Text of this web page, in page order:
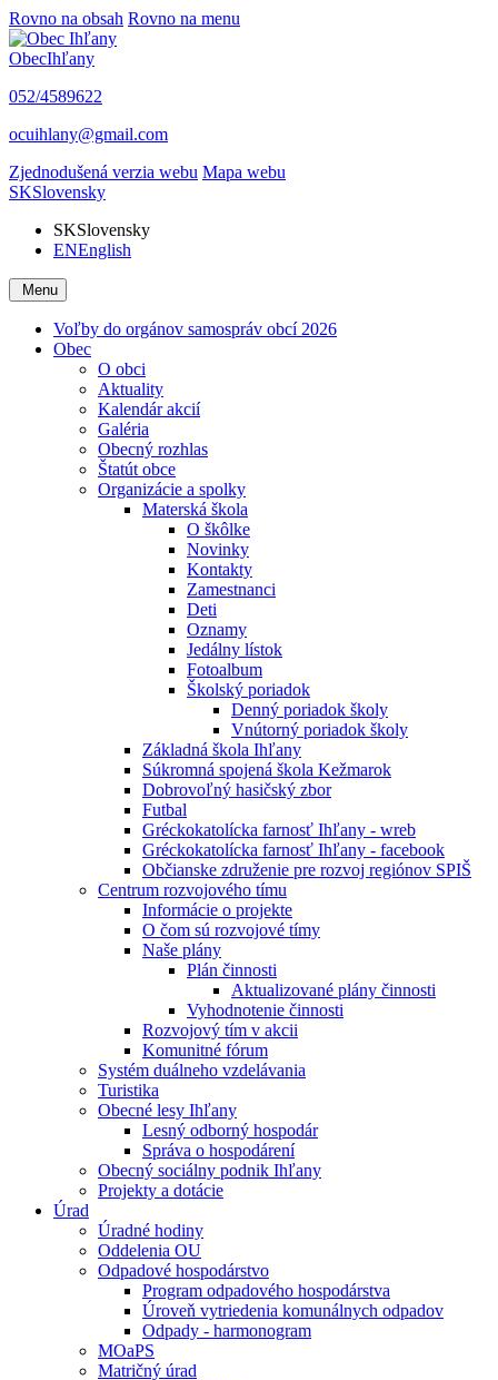
Rovno na obsah Rovno na menu
ObecIhľany
052/4589622
ocuihlany@gmail.com
Zjednodušená verzia webu Mapa webu
SKSlovensky
SKSlovensky
ENEnglish
Menu
Voľby do orgánov samospráv obcí 2026
Obec
O obci
Aktuality
Kalendár akcií
Galéria
Obecný rozhlas
Štatút obce
Organizácie a spolky
Materská škola
O škôlke
Novinky
Kontakty
Zamestnanci
Deti
Oznamy
Jedálny lístok
Fotoalbum
Školský poriadok
Denný poriadok školy
Vnútorný poriadok školy
Základná škola Ihľany
Súkromná spojená škola Kežmarok
Dobrovoľný hasičský zbor
Futbal
Gréckokatolícka farnosť Ihľany - wreb
Gréckokatolícka farnosť Ihľany - facebook
Občianske združenie pre rozvoj regiónov SPIŠ
Centrum rozvojového tímu
Informácie o projekte
O čom sú rozvojové tímy
Naše plány
Plán činnosti
Aktualizované plány činnosti
Vyhodnotenie činnosti
Rozvojový tím v akcii
Komunitné fórum
Systém duálneho vzdelávania
Turistika
Obecné lesy Ihľany
Lesný odborný hospodár
Správa o hospodárení
Obecný sociálny podnik Ihľany
Projekty a dotácie
Úrad
Úradné hodiny
Oddelenia OU
Odpadové hospodárstvo
Program odpadového hospodárstva
Úroveň vytriedenia komunálnych odpadov
Odpady - harmonogram
MOaPS
Matričný úrad